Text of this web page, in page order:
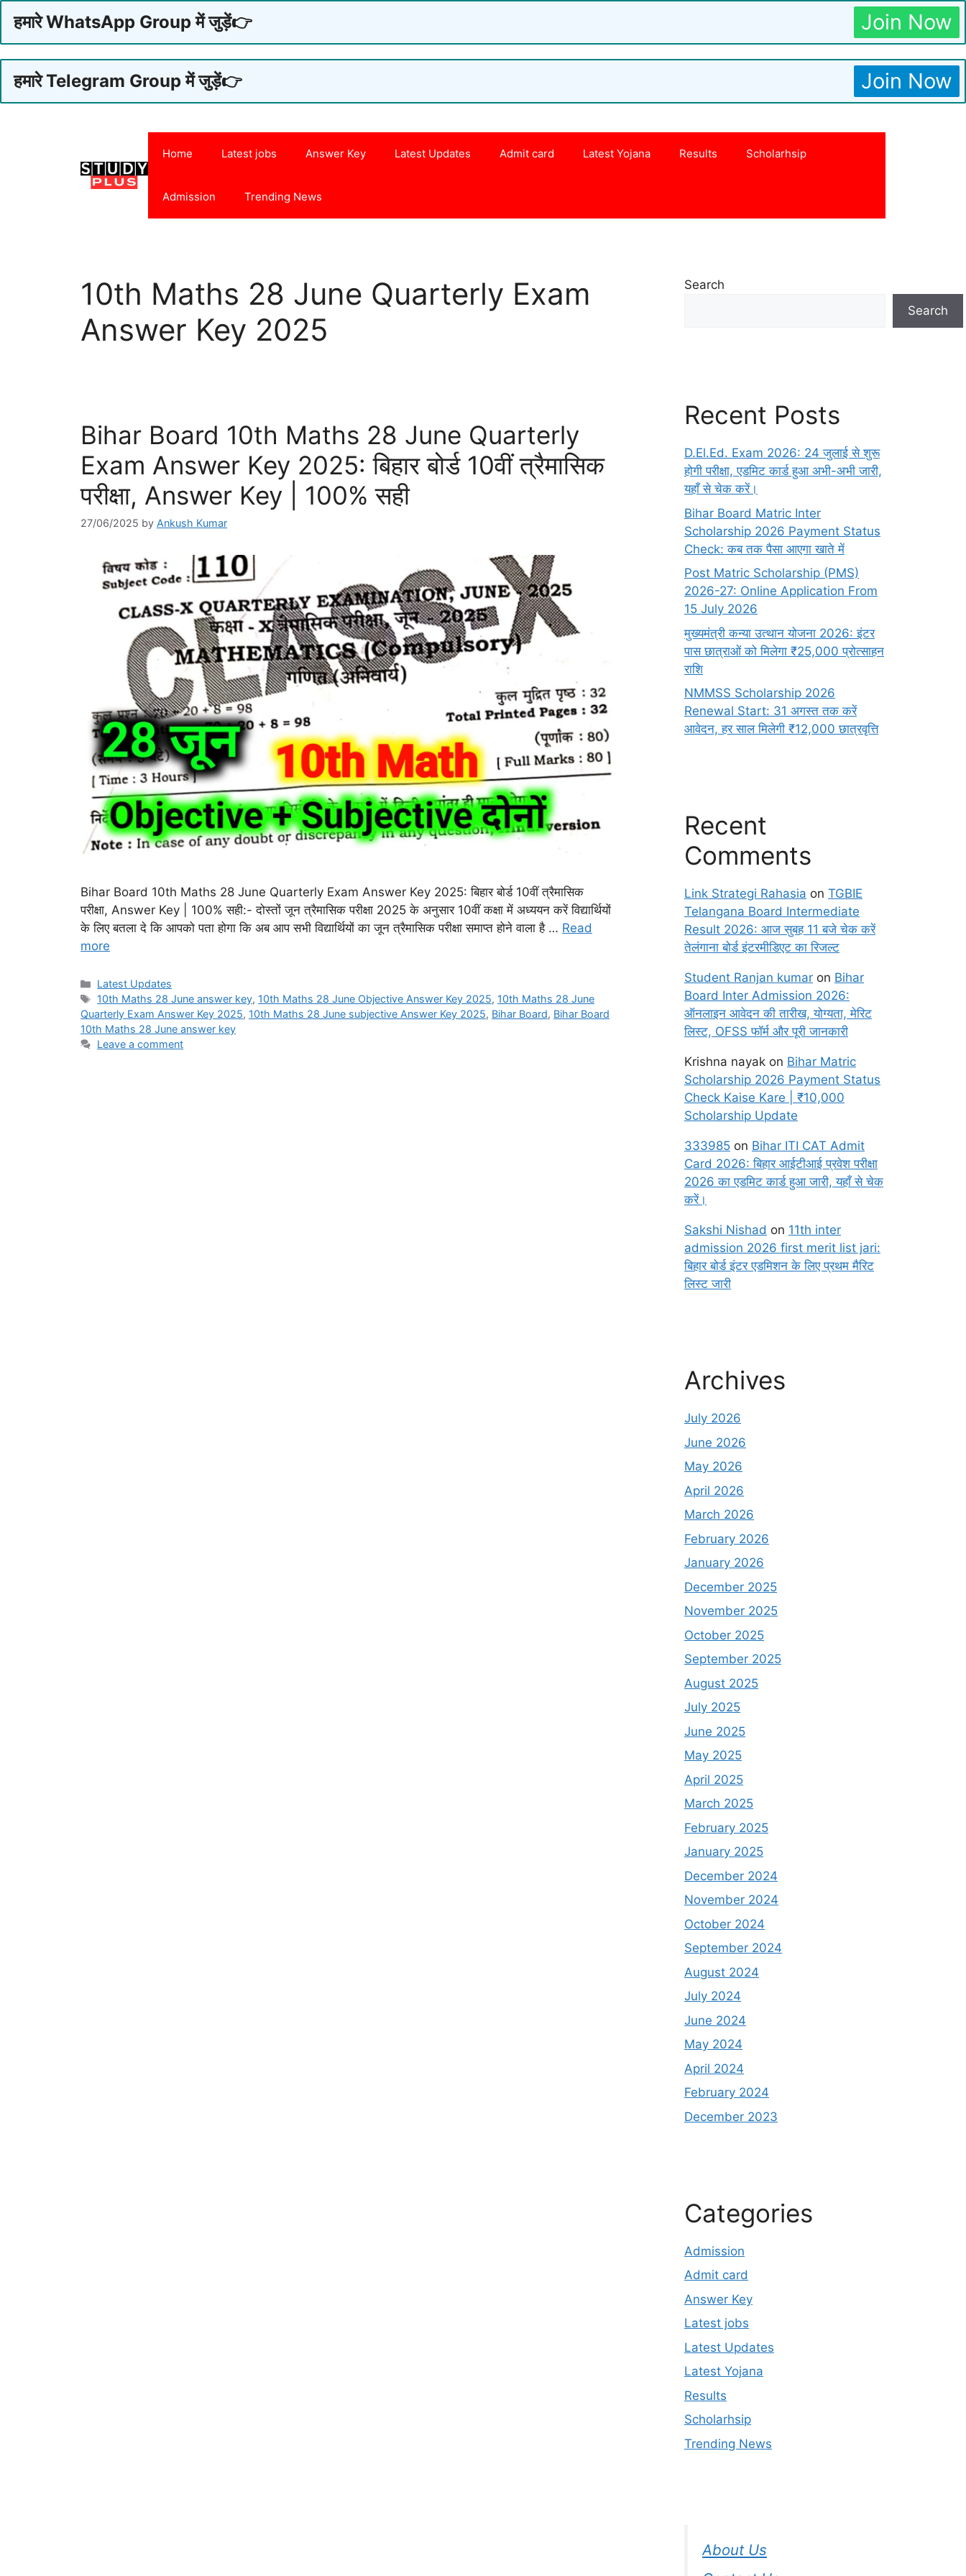
हमारे WhatsApp Group में जुड़ें👉 Join Now
हमारे Telegram Group में जुड़ें👉 Join Now
Home Latest jobs Answer Key Latest Updates Admit card Latest Yojana Results Scholarhsip
Admission Trending News
10th Maths 28 June Quarterly Exam
Answer Key 2025
Bihar Board 10th Maths 28 June Quarterly
Exam Answer Key 2025: बिहार बोर्ड 10वीं त्रैमासिक
परीक्षा, Answer Key | 100% सही
27/06/2025 by Ankush Kumar
Bihar Board 10th Maths 28 June Quarterly Exam Answer Key 2025: बिहार बोर्ड 10वीं त्रैमासिक
परीक्षा, Answer Key | 100% सही:- दोस्तों जून त्रैमासिक परीक्षा 2025 के अनुसार 10वीं कक्षा में अध्ययन करें विद्यार्थियों
के लिए बतला दे कि आपको पता होगा कि अब आप सभी विद्यार्थियों का जून त्रैमासिक परीक्षा समाप्त होने वाला है … Read
more
Categories
Latest Updates
Tags
10th Maths 28 June answer key, 10th Maths 28 June Objective Answer Key 2025, 10th Maths 28 June
Quarterly Exam Answer Key 2025, 10th Maths 28 June subjective Answer Key 2025, Bihar Board, Bihar Board
10th Maths 28 June answer key
Leave a comment
Search
Search
Recent Posts
D.El.Ed. Exam 2026: 24 जुलाई से शुरू
होगी परीक्षा, एडमिट कार्ड हुआ अभी-अभी जारी,
यहाँ से चेक करें।
Bihar Board Matric Inter
Scholarship 2026 Payment Status
Check: कब तक पैसा आएगा खाते में
Post Matric Scholarship (PMS)
2026-27: Online Application From
15 July 2026
मुख्यमंत्री कन्या उत्थान योजना 2026: इंटर
पास छात्राओं को मिलेगा ₹25,000 प्रोत्साहन
राशि
NMMSS Scholarship 2026
Renewal Start: 31 अगस्त तक करें
आवेदन, हर साल मिलेगी ₹12,000 छात्रवृत्ति
Recent
Comments
Link Strategi Rahasia on TGBIE
Telangana Board Intermediate
Result 2026: आज सुबह 11 बजे चेक करें
तेलंगाना बोर्ड इंटरमीडिएट का रिजल्ट
Student Ranjan kumar on Bihar
Board Inter Admission 2026:
ऑनलाइन आवेदन की तारीख, योग्यता, मेरिट
लिस्ट, OFSS फॉर्म और पूरी जानकारी
Krishna nayak on Bihar Matric
Scholarship 2026 Payment Status
Check Kaise Kare | ₹10,000
Scholarship Update
333985 on Bihar ITI CAT Admit
Card 2026: बिहार आईटीआई प्रवेश परीक्षा
2026 का एडमिट कार्ड हुआ जारी, यहाँ से चेक
करें।
Sakshi Nishad on 11th inter
admission 2026 first merit list jari:
बिहार बोर्ड इंटर एडमिशन के लिए प्रथम मैरिट
लिस्ट जारी
Archives
July 2026
June 2026
May 2026
April 2026
March 2026
February 2026
January 2026
December 2025
November 2025
October 2025
September 2025
August 2025
July 2025
June 2025
May 2025
April 2025
March 2025
February 2025
January 2025
December 2024
November 2024
October 2024
September 2024
August 2024
July 2024
June 2024
May 2024
April 2024
February 2024
December 2023
Categories
Admission
Admit card
Answer Key
Latest jobs
Latest Updates
Latest Yojana
Results
Scholarhsip
Trending News
About Us